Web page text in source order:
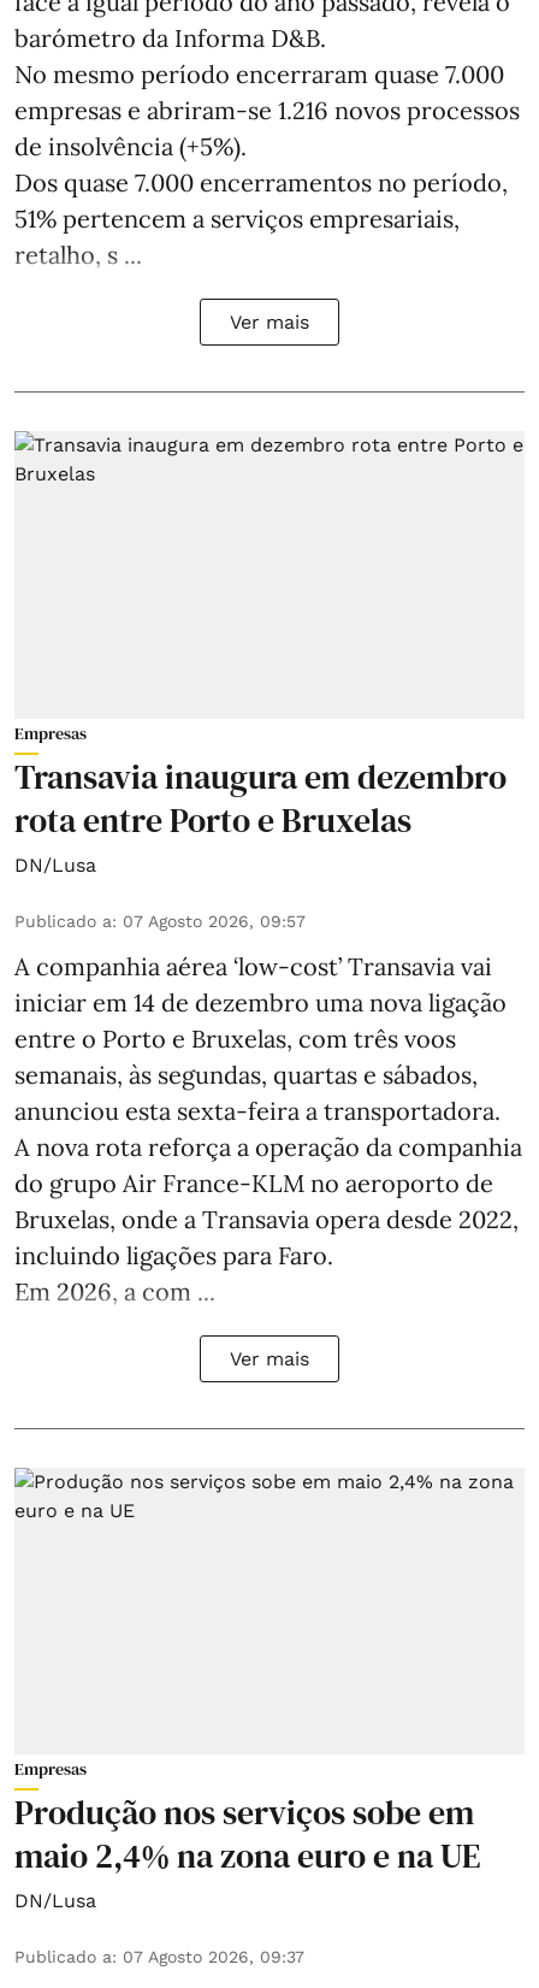
barómetro da Informa D&B.
No mesmo período encerraram quase 7.000
empresas e abriram‑se 1.216 novos processos
de insolvência (+5%).
Dos quase 7.000 encerramentos no período,
51% pertencem a serviços empresariais,
retalho, s ...
Ver mais
Empresas
Transavia inaugura em dezembro
rota entre Porto e Bruxelas
DN/Lusa
Publicado a: 07 Agosto 2026, 09:57
A companhia aérea ‘low-cost’ Transavia vai
iniciar em 14 de dezembro uma nova ligação
entre o Porto e Bruxelas, com três voos
semanais, às segundas, quartas e sábados,
anunciou esta sexta-feira a transportadora.
A nova rota reforça a operação da companhia
do grupo Air France-KLM no aeroporto de
Bruxelas, onde a Transavia opera desde 2022,
incluindo ligações para Faro.
Em 2026, a com ...
Ver mais
Empresas
Produção nos serviços sobe em
maio 2,4% na zona euro e na UE
DN/Lusa
Publicado a: 07 Agosto 2026, 09:37